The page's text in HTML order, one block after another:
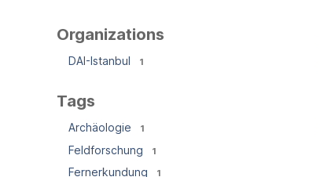
Organizations
DAI-Istanbul 1
Tags
Archäologie 1
Feldforschung 1
Fernerkundung 1